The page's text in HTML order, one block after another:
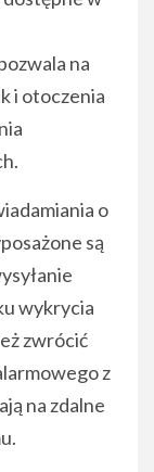
na
i otoczenia
o
są
wykrycia
zwrócić
z
na zdalne